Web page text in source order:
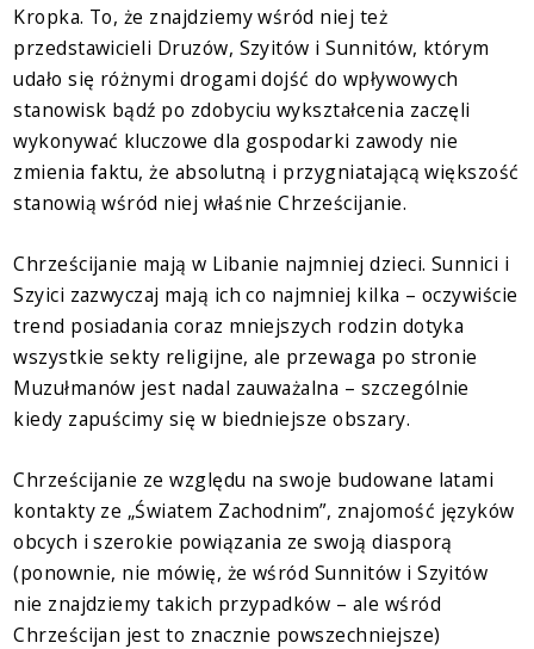
Kropka. To, że znajdziemy wśród niej też
przedstawicieli Druzów, Szyitów i Sunnitów, którym
udało się różnymi drogami dojść do wpływowych
stanowisk bądź po zdobyciu wykształcenia zaczęli
wykonywać kluczowe dla gospodarki zawody nie
zmienia faktu, że absolutną i przygniatającą większość
stanowią wśród niej właśnie Chrześcijanie.
Chrześcijanie mają w Libanie najmniej dzieci. Sunnici i
Szyici zazwyczaj mają ich co najmniej kilka – oczywiście
trend posiadania coraz mniejszych rodzin dotyka
wszystkie sekty religijne, ale przewaga po stronie
Muzułmanów jest nadal zauważalna – szczególnie
kiedy zapuścimy się w biedniejsze obszary.
Chrześcijanie ze względu na swoje budowane latami
kontakty ze „Światem Zachodnim”, znajomość języków
obcych i szerokie powiązania ze swoją diasporą
(ponownie, nie mówię, że wśród Sunnitów i Szyitów
nie znajdziemy takich przypadków – ale wśród
Chrześcijan jest to znacznie powszechniejsze)